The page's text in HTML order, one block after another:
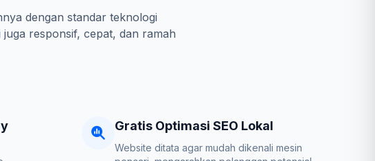
dengan standar teknologi
responsif, cepat, dan ramah
Gratis Optimasi SEO Lokal
Website ditata agar mudah dikenali mesin